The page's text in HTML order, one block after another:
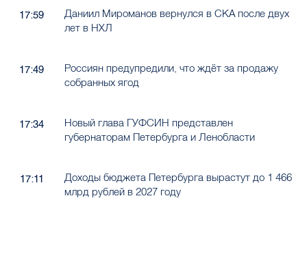
17:59
Даниил Мироманов вернулся в СКА после двух
лет в НХЛ
17:49
Россиян предупредили, что ждёт за продажу
собранных ягод
17:34
Новый глава ГУФСИН представлен
губернаторам Петербурга и Ленобласти
17:11
Доходы бюджета Петербурга вырастут до 1 466
млрд рублей в 2027 году